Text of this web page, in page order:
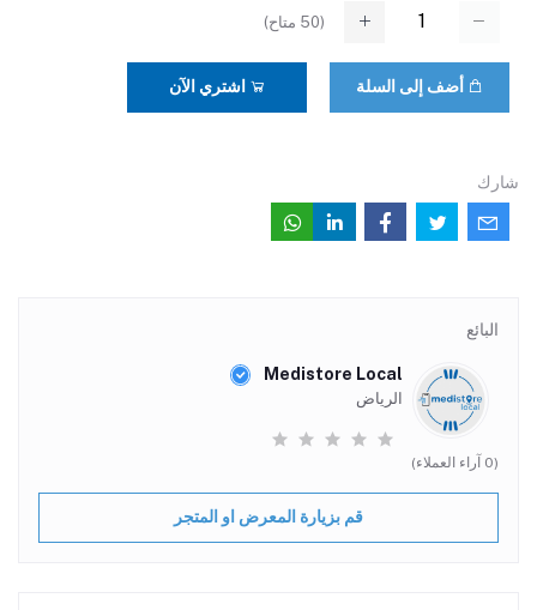
(
50 متاح)
أضف إلى السلة اشتري الآن
شارك
البائع
Medistore Local
الرياض
(0 آراء العملاء)
قم بزيارة المعرض او المتجر